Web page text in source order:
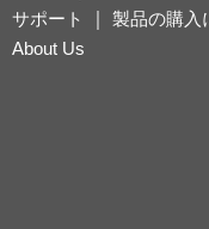
サポート
製品の購入
About Us